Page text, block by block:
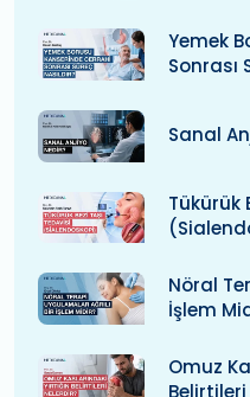
Yemek
Sonrası
Sanal
Tükürük
Nöral
İşlem
Omuz